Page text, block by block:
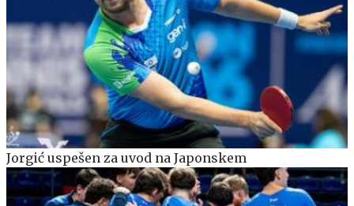
Jorgić uspešen za uvod na Japonskem